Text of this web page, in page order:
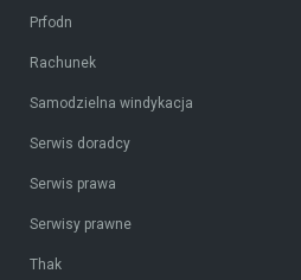
Prfodn
Rachunek
Samodzielna windykacja
Serwis doradcy
Serwis prawa
Serwisy prawne
Thak